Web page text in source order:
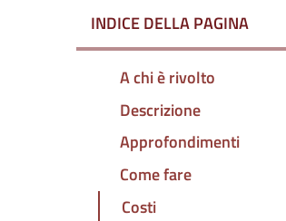
INDICE DELLA PAGINA
A chi è rivolto
Descrizione
Approfondimenti
Come fare
Costi